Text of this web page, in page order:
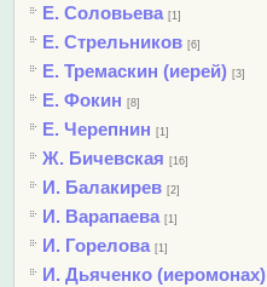
Е. Соловьева [1]
Е. Стрельников [6]
Е. Тремаскин (иерей) [3]
Е. Фокин [8]
Е. Черепнин [1]
Ж. Бичевская [16]
И. Балакирев [2]
И. Варапаева [1]
И. Горелова [1]
И. Дьяченко (иеромонах)